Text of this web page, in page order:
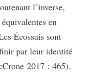
l’inverse,
en
Écossais sont
par leur identité
2017 : 465).